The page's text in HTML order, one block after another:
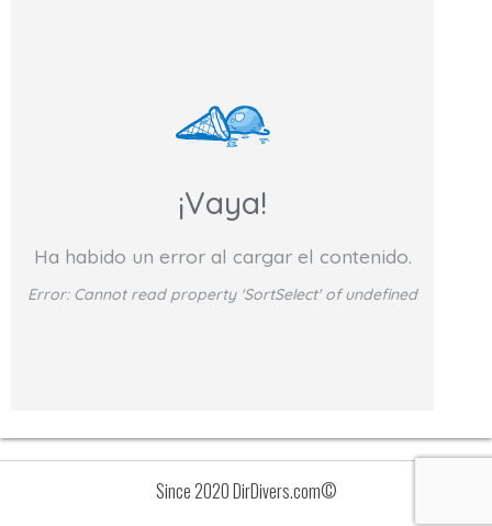
¡Vaya!
Ha habido un error al cargar el contenido.
Error: Cannot read property 'SortSelect' of undefined
Since 2020 DirDivers.com©